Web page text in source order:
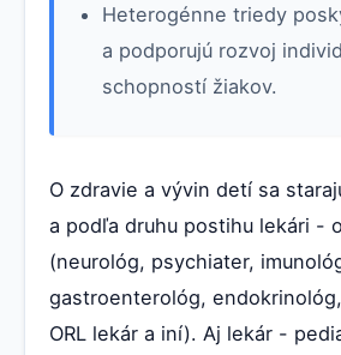
Heterogénne triedy
a podporujú rozvoj
schopností žiakov.
O zdravie a vývin detí sa
a podľa druhu postihu lekári -
(neurológ, psychiater,
gastroenterológ,
ORL lekár a iní). Aj lekár -